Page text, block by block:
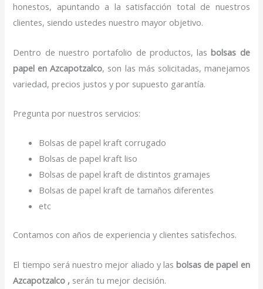
honestos, apuntando a la satisfacción total de nuestros
clientes, siendo ustedes nuestro mayor objetivo.
Dentro de nuestro portafolio de productos, lasbolsas de
papel en Azcapotzalco, son las más solicitadas, manejamos
variedad, precios justos y por supuesto garantía.
Pregunta por nuestros servicios:
Bolsas de papel kraft corrugado
Bolsas de papel kraft liso
Bolsas de papel kraft de distintos gramajes
Bolsas de papel kraft de tamaños diferentes
etc
Contamos con años de experiencia y clientes satisfechos.
El tiempo será nuestro mejor aliado y lasbolsas de papel en
Azcapotzalco , serán tu mejor decisión.